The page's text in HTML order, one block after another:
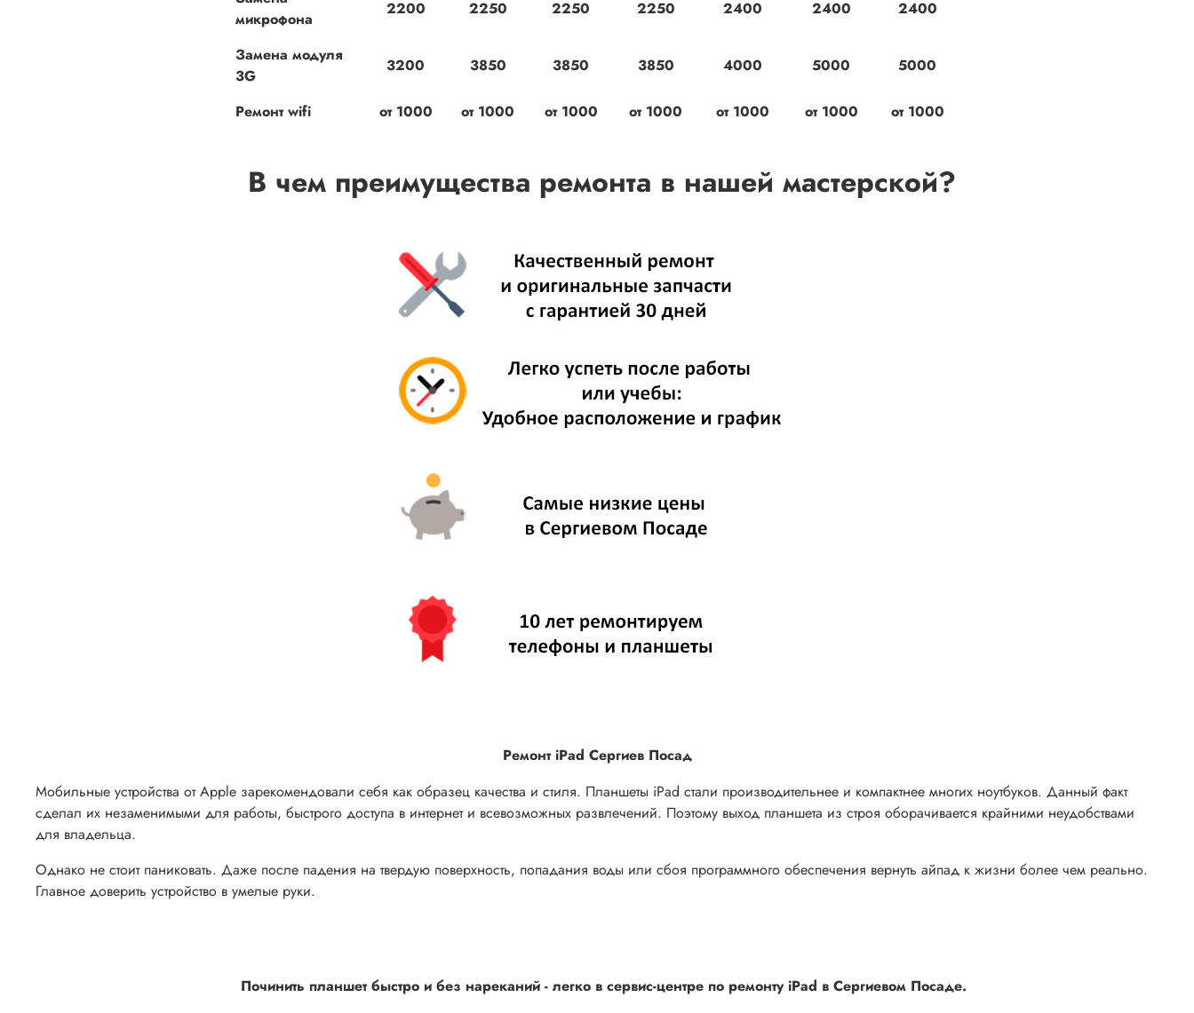
микрофона
2200 2250 2250 2250 2400 2400 2400
Замена модуля
3G
3200 3850 3850 3850 4000 5000 5000
Ремонт wifi от 1000 от 1000 от 1000 от 1000 от 1000 от 1000 от 1000
В чем преимущества ремонта в нашей мастерской?
Ремонт iPad Сергиев Посад
Мобильные устройства от Apple зарекомендовали себя как образец качества и стиля. Планшеты iPad стали производительнее и компактнее многих ноутбуков. Данный факт
сделал их незаменимыми для работы, быстрого доступа в интернет и всевозможных развлечений. Поэтому выход планшета из строя оборачивается крайними неудобствами
для владельца.
Однако не стоит паниковать. Даже после падения на твердую поверхность, попадания воды или сбоя программного обеспечения вернуть айпад к жизни более чем реально.
Главное доверить устройство в умелые руки.
Починить планшет быстро и без нареканий - легко в сервис-центре по ремонту iPad в Сергиевом Посаде.